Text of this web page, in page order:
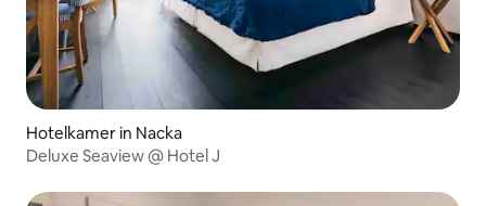
Hotelkamer in Nacka
Deluxe Seaview @ Hotel J